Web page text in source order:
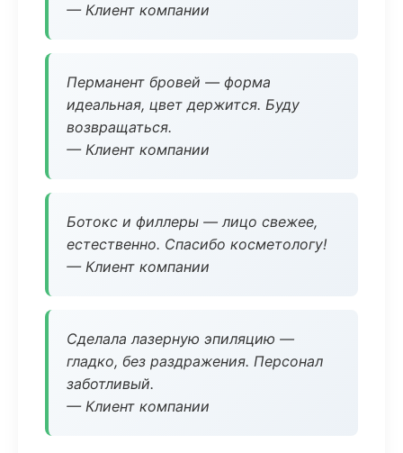
— Клиент компании
Перманент бровей — форма
идеальная, цвет держится. Буду
возвращаться.
— Клиент компании
Ботокс и филлеры — лицо свежее,
естественно. Спасибо косметологу!
— Клиент компании
Сделала лазерную эпиляцию —
гладко, без раздражения. Персонал
заботливый.
— Клиент компании